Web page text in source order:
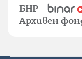
БНР
Архивен